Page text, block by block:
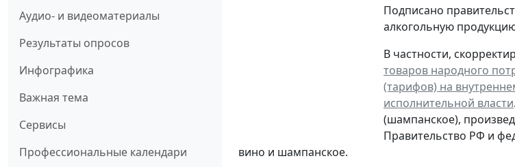
Аудио- и видеоматериалы
Результаты опросов
Инфографика
Важная тема
Сервисы
Профессиональные календари
Подписано
алкогольную
В частности,
товаров народного
(тарифов) на
исполнительной власти
(шампанское),
Правительство РФ и
вино и шампанское.